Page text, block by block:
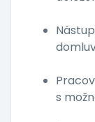
s